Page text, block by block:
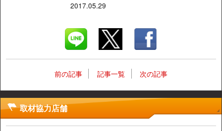
2017.05.29
前の記事 記事一覧 次の記事
取材協力店舗